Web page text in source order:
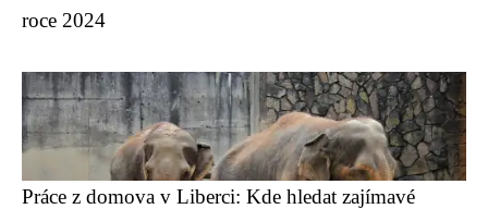
roce 2024
Práce z domova v Liberci: Kde hledat zajímavé